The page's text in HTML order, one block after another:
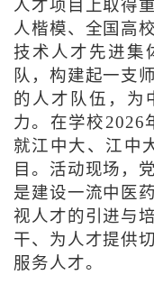
人才项目上取得
人楷模、全国高
技术人才先进集
队，构建起一支
的人才队伍，为
力。在学校2026
就江中大、江中
目。活动现场，
是建设一流中医
视人才的引进与
干、为人才提供
服务人才。